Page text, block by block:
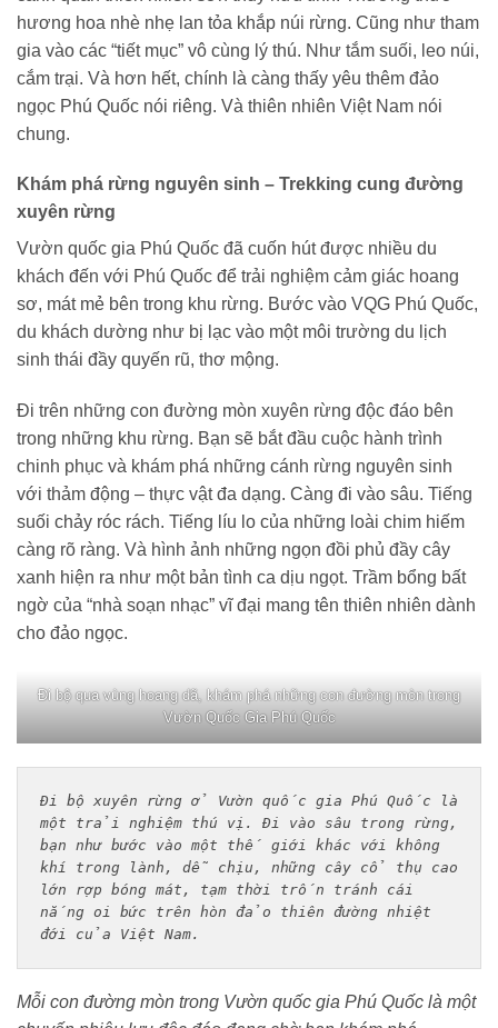
hương hoa nhè nhẹ lan tỏa khắp núi rừng. Cũng như tham
gia vào các “tiết mục” vô cùng lý thú. Như tắm suối, leo núi,
cắm trại. Và hơn hết, chính là càng thấy yêu thêm đảo
ngọc Phú Quốc nói riêng. Và thiên nhiên Việt Nam nói
chung.
Khám phá rừng nguyên sinh – Trekking cung đường
xuyên rừng
Vườn quốc gia Phú Quốc đã cuốn hút được nhiều du
khách đến với Phú Quốc để trải nghiệm cảm giác hoang
sơ, mát mẻ bên trong khu rừng. Bước vào VQG Phú Quốc,
du khách dường như bị lạc vào một môi trường du lịch
sinh thái đầy quyến rũ, thơ mộng.
Đi trên những con đường mòn xuyên rừng độc đáo bên
trong những khu rừng. Bạn sẽ bắt đầu cuộc hành trình
chinh phục và khám phá những cánh rừng nguyên sinh
với thảm động – thực vật đa dạng. Càng đi vào sâu. Tiếng
suối chảy róc rách. Tiếng líu lo của những loài chim hiếm
càng rõ ràng. Và hình ảnh những ngọn đồi phủ đầy cây
xanh hiện ra như một bản tình ca dịu ngọt. Trầm bổng bất
ngờ của “nhà soạn nhạc” vĩ đại mang tên thiên nhiên dành
cho đảo ngọc.
Đi bộ qua vùng hoang dã, khám phá những con đường mòn trong
Vườn Quốc Gia Phú Quốc
Đi bộ xuyên rừng ở Vườn quốc gia Phú Quốc là
một trải nghiệm thú vị. Đi vào sâu trong rừng,
bạn như bước vào một thế giới khác với không
khí trong lành, dễ chịu, những cây cổ thụ cao
lớn rợp bóng mát, tạm thời trốn tránh cái
nắng oi bức trên hòn đảo thiên đường nhiệt
đới của Việt Nam.
Mỗi con đường mòn trong Vườn quốc gia Phú Quốc là một